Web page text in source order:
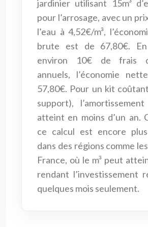
jardinier utilisant 15m³
pour l’arrosage, avec un
l’eau à 4,52€/m³,
brute est de 67,80€.
environ 10€ de frais
annuels, l’économie
57,80€. Pour un kit
support),
atteint en moins d’un an.
ce calcul est encore
dans des régions comme
France, où le m³ peut
rendant l’investissement
quelques mois seulement.